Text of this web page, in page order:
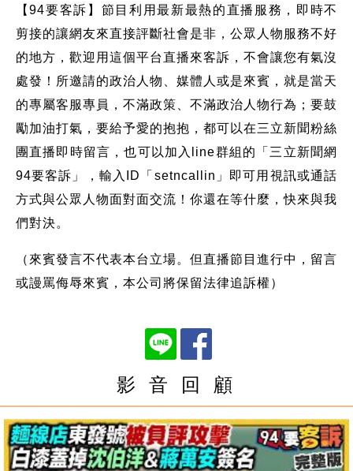
【94要客訴】節目利用最新最熱的直播服務，即時不
剪接的讓網友來直接評斷社會是非，公眾人物服務不好
的地方，歡迎用這個平台直播來客訴，不會讓您有氣沒
處發！所邀請的政治人物、媒體人或是來賓，就是當天
的專屬客服專員，不滿政策、不滿政治人物行為；要鼓
勵加油打氣，要給予愛的抱抱，都可以在三立新聞粉絲
團直播即時留言，也可以加入line群組的「三立新聞網
94要客訴」，輸入ID「setncallin」即可用視訊或通話
方式與公眾人物面對面交流！你還在等什麼，快來與我
們對決。
（來賓發言不代表本台立場。但直播節目進行中，留言
或謾罵侮辱來賓，本公司將保留法律追訴權）
影 音 回 顧